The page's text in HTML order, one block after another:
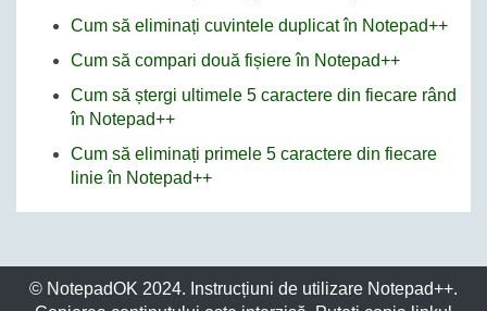
Cum să eliminați cuvintele duplicat în Notepad++
Cum să compari două fișiere în Notepad++
Cum să ștergi ultimele 5 caractere din fiecare rând
în Notepad++
Cum să eliminați primele 5 caractere din fiecare
linie în Notepad++
© NotepadOK 2024. Instrucțiuni de utilizare Notepad++.